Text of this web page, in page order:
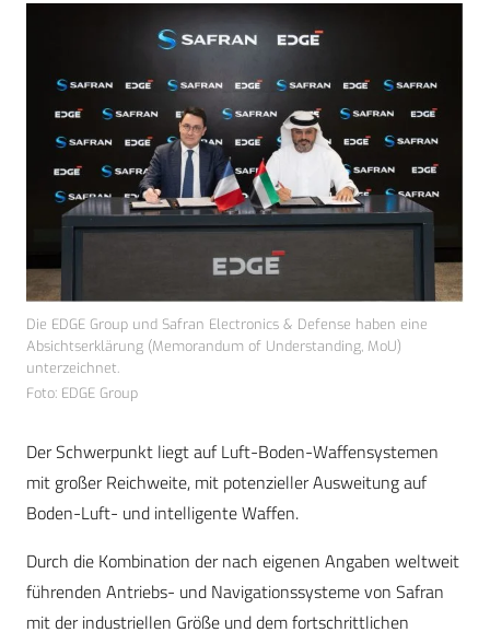
Die EDGE Group und Safran Electronics & Defense haben eine
Absichtserklärung (Memorandum of Understanding, MoU)
unterzeichnet.
Foto: EDGE Group
Der Schwerpunkt liegt auf Luft-Boden-Waffensystemen
mit großer Reichweite, mit potenzieller Ausweitung auf
Boden-Luft- und intelligente Waffen.
Durch die Kombination der nach eigenen Angaben weltweit
führenden Antriebs- und Navigationssysteme von Safran
mit der industriellen Größe und dem fortschrittlichen